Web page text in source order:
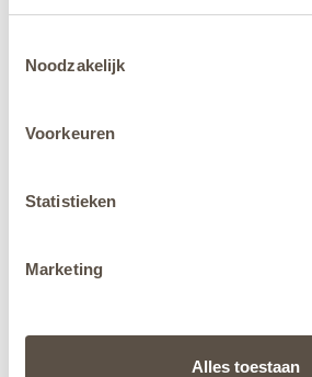
jehier.
Noodzakelijk
Voorkeuren
Statistieken
Marketing
Alles toestaan